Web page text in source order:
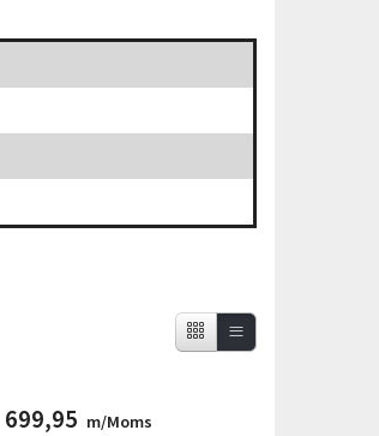
699,95 m/Moms